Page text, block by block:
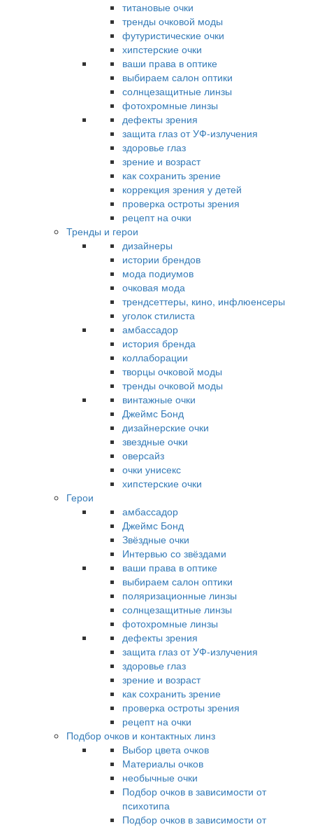
титановые очки
тренды очковой моды
футуристические очки
хипстерские очки
ваши права в оптике
выбираем салон оптики
солнцезащитные линзы
фотохромные линзы
дефекты зрения
защита глаз от УФ-излучения
здоровье глаз
зрение и возраст
как сохранить зрение
коррекция зрения у детей
проверка остроты зрения
рецепт на очки
Тренды и герои
дизайнеры
истории брендов
мода подиумов
очковая мода
трендсеттеры, кино, инфлюенсеры
уголок стилиста
амбассадор
история бренда
коллаборации
творцы очковой моды
тренды очковой моды
винтажные очки
Джеймс Бонд
дизайнерские очки
звездные очки
оверсайз
очки унисекс
хипстерские очки
Герои
амбассадор
Джеймс Бонд
Звёздные очки
Интервью со звёздами
ваши права в оптике
выбираем салон оптики
поляризационные линзы
солнцезащитные линзы
фотохромные линзы
дефекты зрения
защита глаз от УФ-излучения
здоровье глаз
зрение и возраст
как сохранить зрение
проверка остроты зрения
рецепт на очки
Подбор очков и контактных линз
Выбор цвета очков
Материалы очков
необычные очки
Подбор очков в зависимости от
психотипа
Подбор очков в зависимости от